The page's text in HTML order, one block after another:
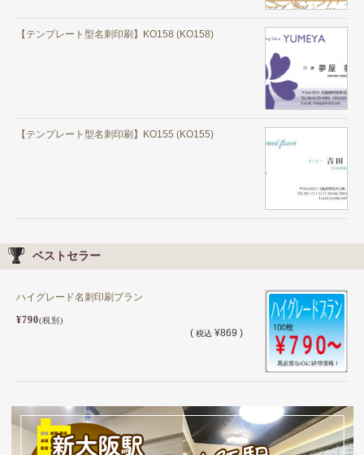
【テンプレート型名刺印刷】KO158 (KO158)
【テンプレート型名刺印刷】KO155 (KO155)
ベストセラー
ハイグレード名刺印刷プラン
¥790(税別)
( 税込 ¥869 )